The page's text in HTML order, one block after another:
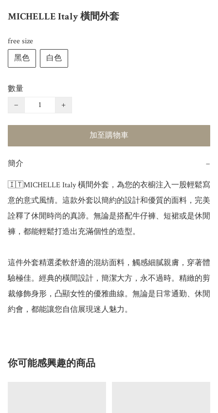
MICHELLE Italy 橫間外套
free size
黑色
白色
數量
−
+
加至購物車
簡介 −
🇮🇹MICHELLE Italy 橫間外套，為您的衣櫥注入一股輕鬆寫
意的意式風情。這款外套以簡約的設計和優質的面料，完美
詮釋了休閒時尚的真諦。無論是搭配牛仔褲、短裙或是休閒
褲，都能輕鬆打造出充滿個性的造型。
這件外套精選柔軟舒適的混紡面料，觸感細膩親膚，穿著體
驗極佳。經典的橫間設計，簡潔大方，永不過時。精緻的剪
裁修飾身形，凸顯女性的優雅曲線。無論是日常通勤、休閒
你可能感興趣的商品